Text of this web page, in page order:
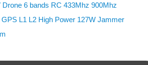
Drone 6 bands RC 433Mhz 900Mhz
L1 L2 High Power 127W Jammer